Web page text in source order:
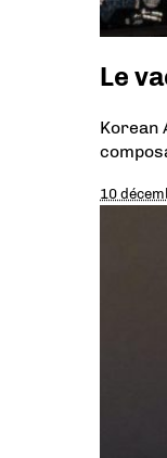
Le
Korean
10